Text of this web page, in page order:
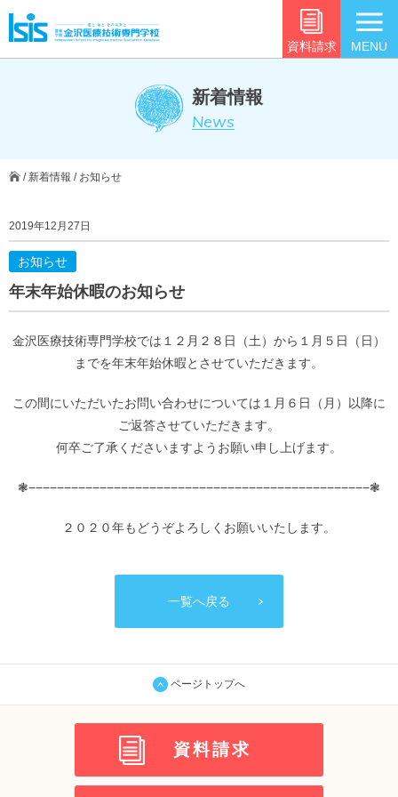
資料請求 MENU
新着情報
News
/ 新着情報 / お知らせ
2019年12月27日
お知らせ
年末年始休暇のお知らせ
金沢医療技術専門学校では１２月２８日（土）から１月５日（日）
までを年末年始休暇とさせていただきます。
この間にいただいたお問い合わせについては１月６日（月）以降に
ご返答させていただきます。
何卒ご了承くださいますようお願い申し上げます。
❃−−−−−−−−−−−−−−−−−−−−−−−−−−−−−−−−−−−−−−−−−−−−−−−−❃
２０２０年もどうぞよろしくお願いいたします。
一覧へ戻る
ページトップへ
資料請求